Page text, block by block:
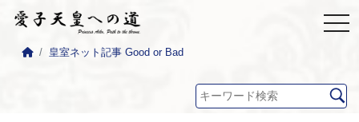
皇室ネット記事 Good or Bad